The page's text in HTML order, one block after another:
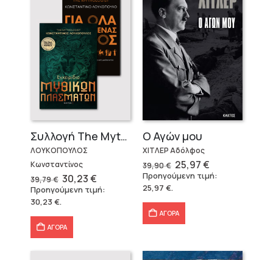
Συλλογή The Mythologist (2 βιβλία)
ΛΟΥΚΟΠΟΥΛΟΣ
Κωνσταντίνος
39,79€ Original
price
was:
39,79 €.
30,23€Η
τρέχουσα
τιμή
Προηγούμενη τιμή:
30,23€.
ΑΓΟΡΑ
Ο Αγών μου
ΧΙΤΛΕΡ Αδόλφος
39,90€ Original
price
was:
25,97€Η
τρέχουσα
τιμή
Προηγούμενη τιμή:
25,97 €.
ΑΓΟΡΑ